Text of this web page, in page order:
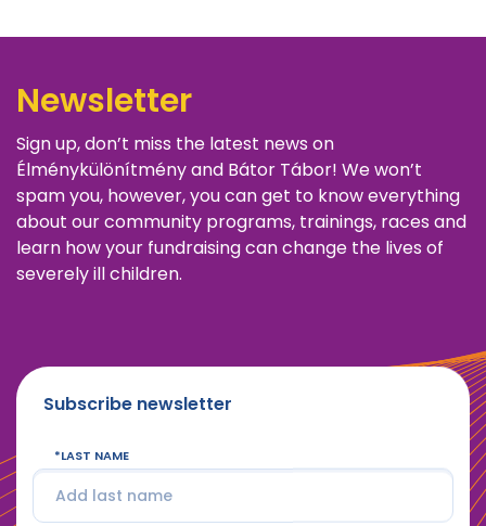
Newsletter
Sign up, don’t miss the latest news on
Élménykülönítmény and Bátor Tábor! We won’t
spam you, however, you can get to know everything
about our community programs, trainings, races and
learn how your fundraising can change the lives of
severely ill children.
Subscribe newsletter
LAST NAME